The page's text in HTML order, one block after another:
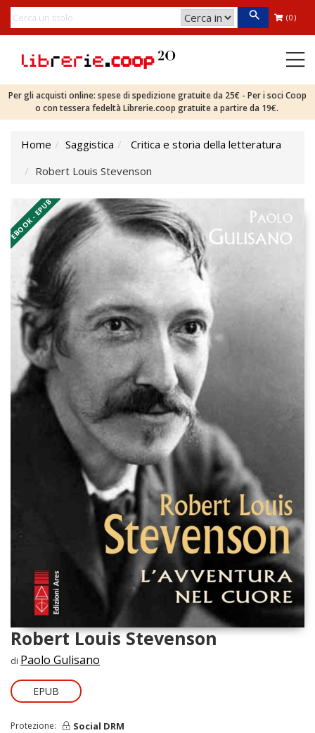
(0)
Per gli acquisti online: spese di spedizione gratuite da 25€ - Per i soci Coop
o con tessera fedeltà Librerie.coop gratuite a partire da 19€.
Home Saggistica
Critica e storia della letteratura
Robert Louis Stevenson
EBOOK - EPUB
Robert Louis Stevenson
di Paolo Gulisano
EPUB
Protezione: Social DRM